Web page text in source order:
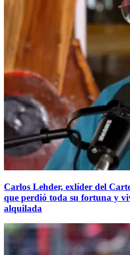
Carlos Lehder, exlíder del
que perdió toda su fortuna y
alquilada